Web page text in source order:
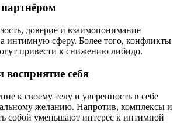
доверие и взаимопонимание
интимную сферу. Более того, конфликты
привести к снижению либидо.
себя
к своему телу и уверенность в себе
желанию. Напротив, комплексы и
собой уменьшают интерес к интимной